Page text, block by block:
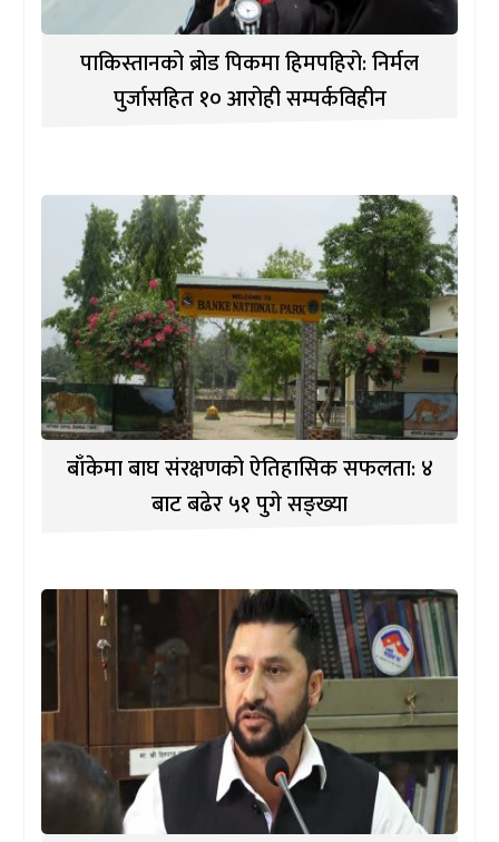
पाकिस्तानको ब्रोड पिकमा हिमपहिरो: निर्मल
पुर्जासहित १० आरोही सम्पर्कविहीन
बाँकेमा बाघ संरक्षणको ऐतिहासिक सफलता: ४
बाट बढेर ५१ पुगे सङ्ख्या